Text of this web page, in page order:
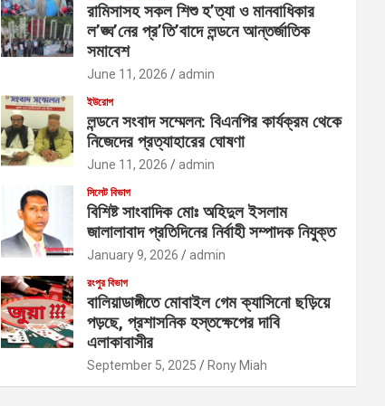
রামিসাসহ সকল শিশু হ’ত্যা ও মানবাধিকার
ল’ঙ্ঘ’নের প্র’তি’বাদে লন্ডনে আন্তর্জাতিক
সমাবেশ
June 11, 2026 admin
ইউরোপ
লন্ডনে সংবাদ সম্মেলন: বিএনপির কার্যক্রম থেকে
নিজেদের প্রত্যাহারের ঘোষণা
June 11, 2026 admin
সিলেট বিভাগ
বিশিষ্ট সাংবাদিক মোঃ অহিদুল ইসলাম
জালালাবাদ প্রতিদিনের নির্বাহী সম্পাদক নিযুক্ত
January 9, 2026 admin
রংপুর বিভাগ
বালিয়াডাঙ্গীতে মোবাইল গেম ক্যাসিনো ছড়িয়ে
পড়ছে, প্রশাসনিক হস্তক্ষেপের দাবি
এলাকাবাসীর
September 5, 2025 Rony Miah